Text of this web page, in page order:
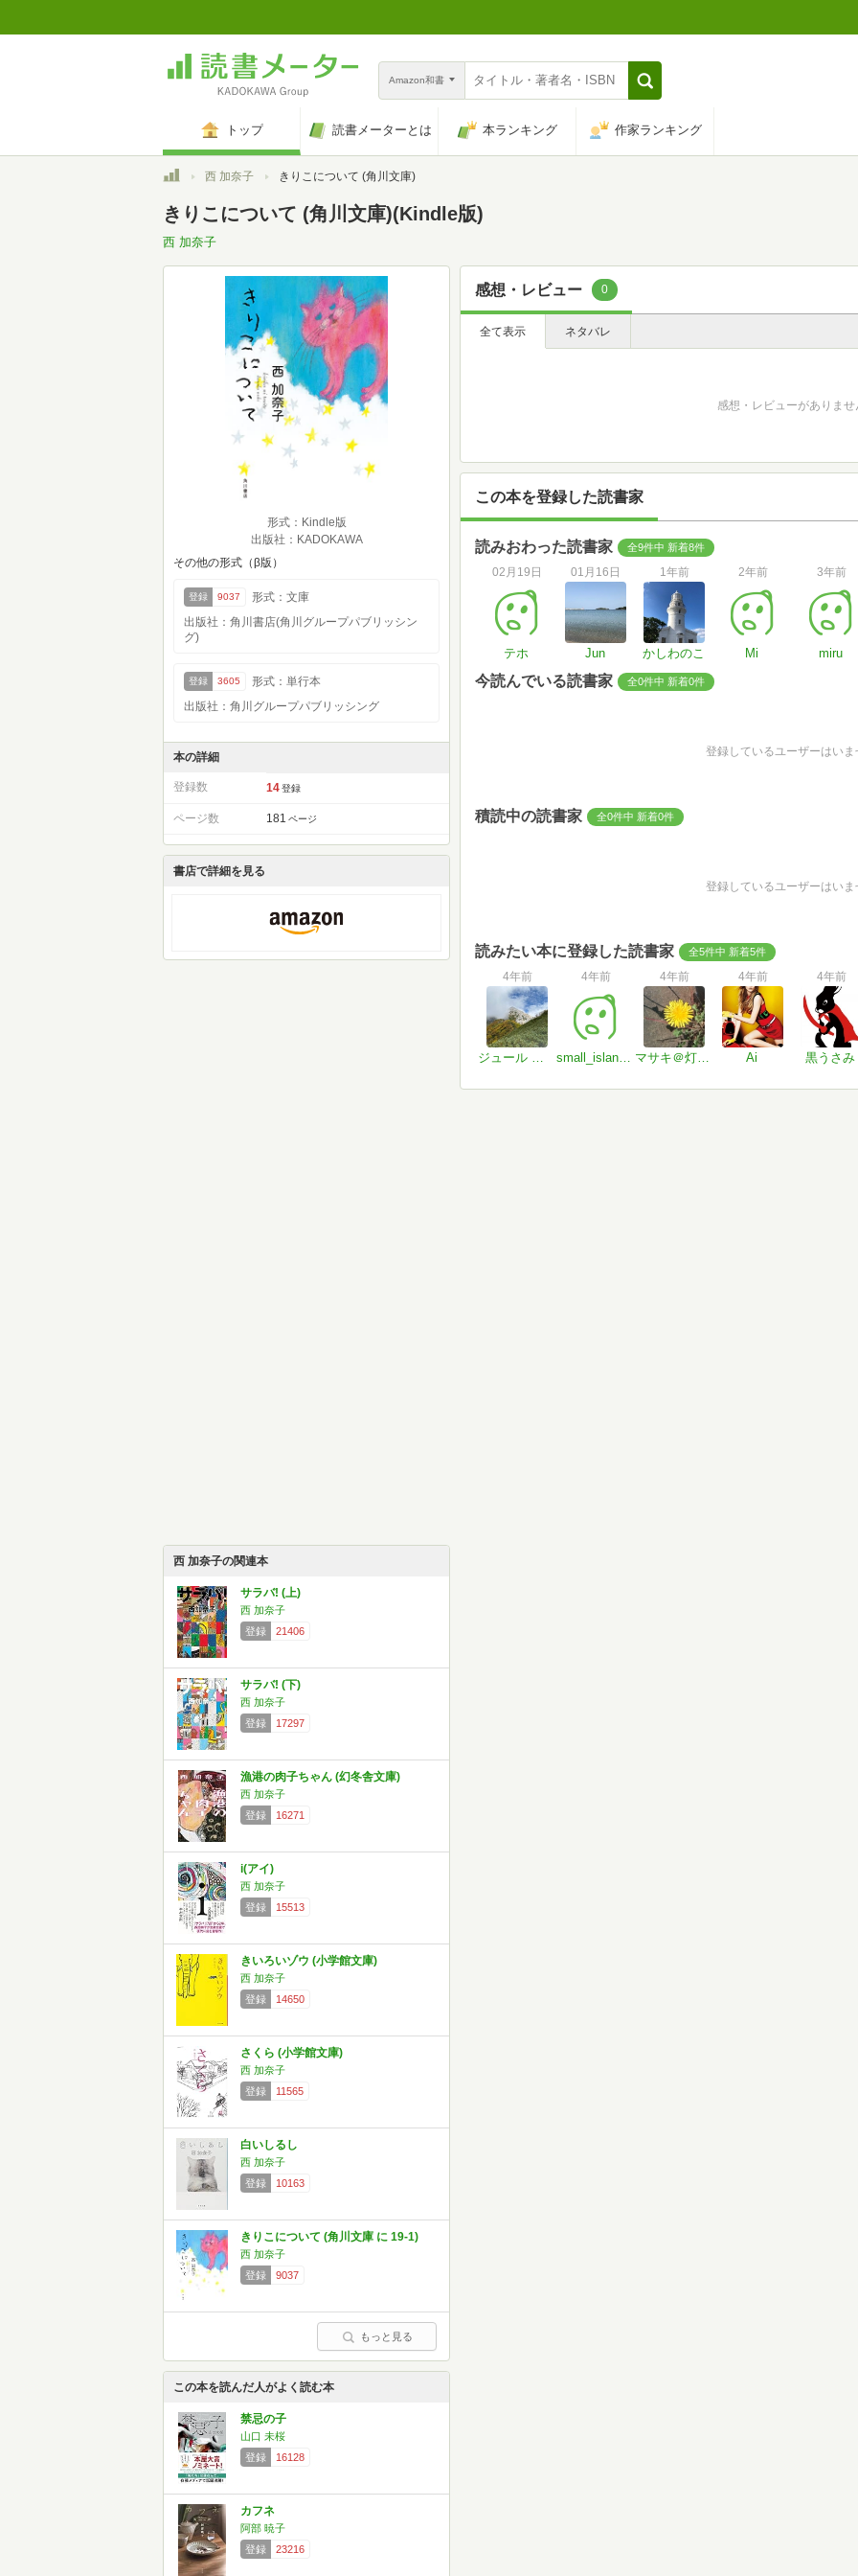
Amazon和書
トップ 読書メーターとは 本ランキング 作家ランキング
トップ西 加奈子 きりこについて (角川文庫)
きりこについて (角川文庫)(Kindle版)
西 加奈子
形式：Kindle版
出版社：KADOKAWA
その他の形式（β版）
登録 9037
形式：文庫
出版社：角川書店(角川グループパブリッシン
グ)
登録 3605
形式：単行本
出版社：角川グループパブリッシング
本の詳細
登録数 14 登録
ページ数 181 ページ
書店で詳細を見る
西 加奈子の関連本
サラバ! (上)
西 加奈子
登録
21406
サラバ! (下)
西 加奈子
登録
17297
漁港の肉子ちゃん (幻冬舎文庫)
西 加奈子
登録
16271
i(アイ)
西 加奈子
登録
15513
きいろいゾウ (小学館文庫)
西 加奈子
登録
14650
さくら (小学館文庫)
西 加奈子
登録
11565
白いしるし
西 加奈子
登録
10163
きりこについて (角川文庫 に 19-1)
西 加奈子
登録
9037
もっと見る
この本を読んだ人がよく読む本
禁忌の子
山口 未桜
登録
16128
カフネ
阿部 暁子
登録
23216
感想・レビュー 0
全て表示 ネタバレ
感想・レビューがありませ
この本を登録した読書家
読みおわった読書家 全9件中 新着8件
02月19日
テホ
01月16日
Jun
1年前
かしわのこ
2年前
Mi
3年前
miru
今読んでいる読書家 全0件中 新着0件
登録しているユーザーはいま
積読中の読書家 全0件中 新着0件
登録しているユーザーはいま
読みたい本に登録した読書家 全5件中 新着5件
4年前
ジュール リブレ
4年前
small_island104
4年前
マサキ＠灯れ松明の火
4年前
Ai
4年前
黒うさみ